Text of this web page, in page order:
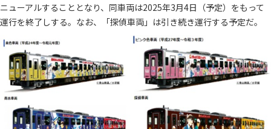
ニューアルすることとなり、同車両は2025年3月4日（予定）をもって
運行を終了しする。なお、「探偵車両」は引き続き運行する予定だ。